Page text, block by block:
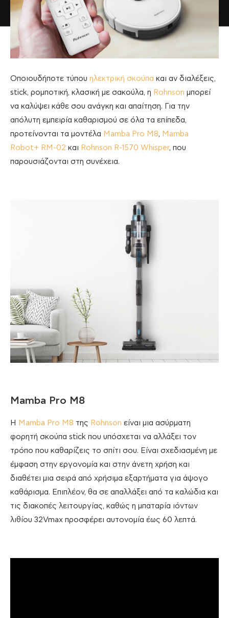
Οποιουδήποτε τύπου ηλεκτρική σκούπα και αν διαλέξεις,
stick, ρομποτική, κλασική με σακούλα, η Rohnson μπορεί
να καλύψει κάθε σου ανάγκη και απαίτηση. Για την
απόλυτη εμπειρία καθαρισμού σε όλα τα επίπεδα,
προτείνονται τα μοντέλα Mamba Pro M8, Mamba
Robot+ RM-02 και Rohnson R-1570 Whisper, που
παρουσιάζονται στη συνέχεια.
Mamba Pro M8
Η Mamba Pro M8 της Rohnson είναι μια ασύρματη
φορητή σκούπα stick που υπόσχεται να αλλάξει τον
τρόπο που καθαρίζεις το σπίτι σου. Είναι σχεδιασμένη με
έμφαση στην εργονομία και στην άνετη χρήση και
διαθέτει μια σειρά από χρήσιμα εξαρτήματα για άψογο
καθάρισμα. Επιπλέον, θα σε απαλλάξει από τα καλώδια και
τις διακοπές λειτουργίας, καθώς η μπαταρία ιόντων
λιθίου 32Vmax προσφέρει αυτονομία έως 60 λεπτά.